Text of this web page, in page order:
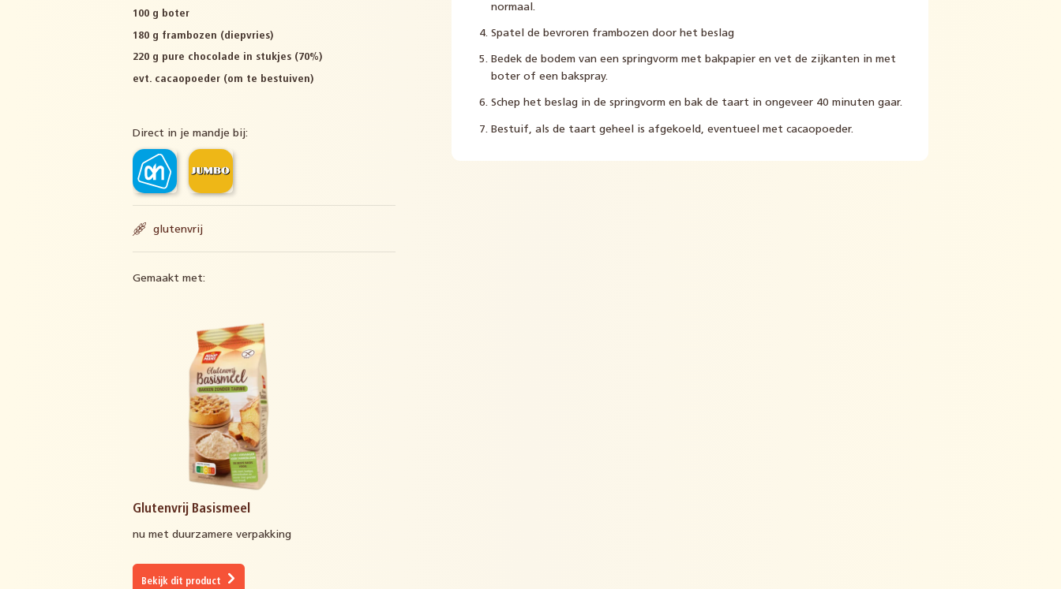
100 g boter
180 g frambozen (diepvries)
220 g pure chocolade in stukjes (70%)
evt. cacaopoeder (om te bestuiven)
Direct in je mandje bij:
glutenvrij
Gemaakt met:
Glutenvrij Basismeel
nu met duurzamere verpakking
Bekijk dit product
normaal.
Spatel de bevroren frambozen door het beslag
Bedek de bodem van een springvorm met bakpapier en vet de zijkanten in met
boter of een bakspray.
Schep het beslag in de springvorm en bak de taart in ongeveer 40 minuten gaar.
Bestuif, als de taart geheel is afgekoeld, eventueel met cacaopoeder.